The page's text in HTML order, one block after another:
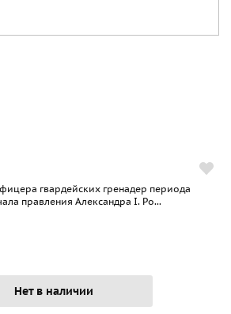
гвардейских гренадер периода
правления Александра I. Ро...
Нет в наличии